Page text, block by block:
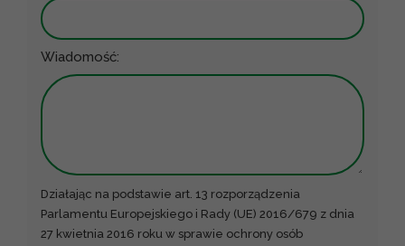
Wiadomość:
Działając na podstawie art. 13 rozporządzenia
Parlamentu Europejskiego i Rady (UE) 2016/679 z dnia
27 kwietnia 2016 roku w sprawie ochrony osób